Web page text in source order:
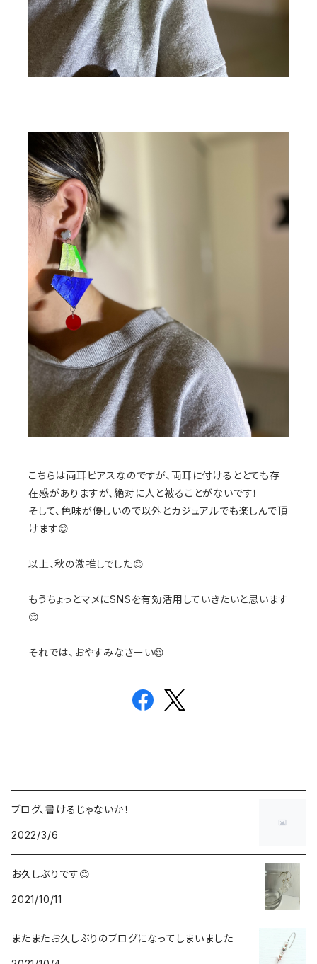
こちらは両耳ピアスなのですが、両耳に付けるととても存
在感がありますが、絶対に人と被ることがないです！
そして、色味が優しいので以外とカジュアルでも楽しんで頂
けます😊
以上、秋の激推しでした😊
もうちょっとマメにSNSを有効活用していきたいと思います
😌
それでは、おやすみなさーい😌
ブログ、書けるじゃないか！
2022/3/6
お久しぶりです😊
2021/10/11
またまたお久しぶりのブログになってしまいました